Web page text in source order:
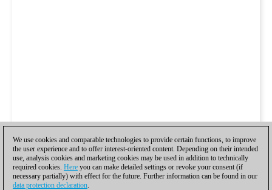
We use cookies and comparable technologies to provide certain functions, to improve
the user experience and to offer interest-oriented content. Depending on their intended
use, analysis cookies and marketing cookies may be used in addition to technically
required cookies. Here you can make detailed settings or revoke your consent (if
necessary partially) with effect for the future. Further information can be found in our
data protection declaration.